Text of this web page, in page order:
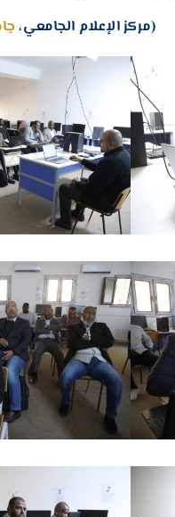
(مركز الإعلام الجامعي،